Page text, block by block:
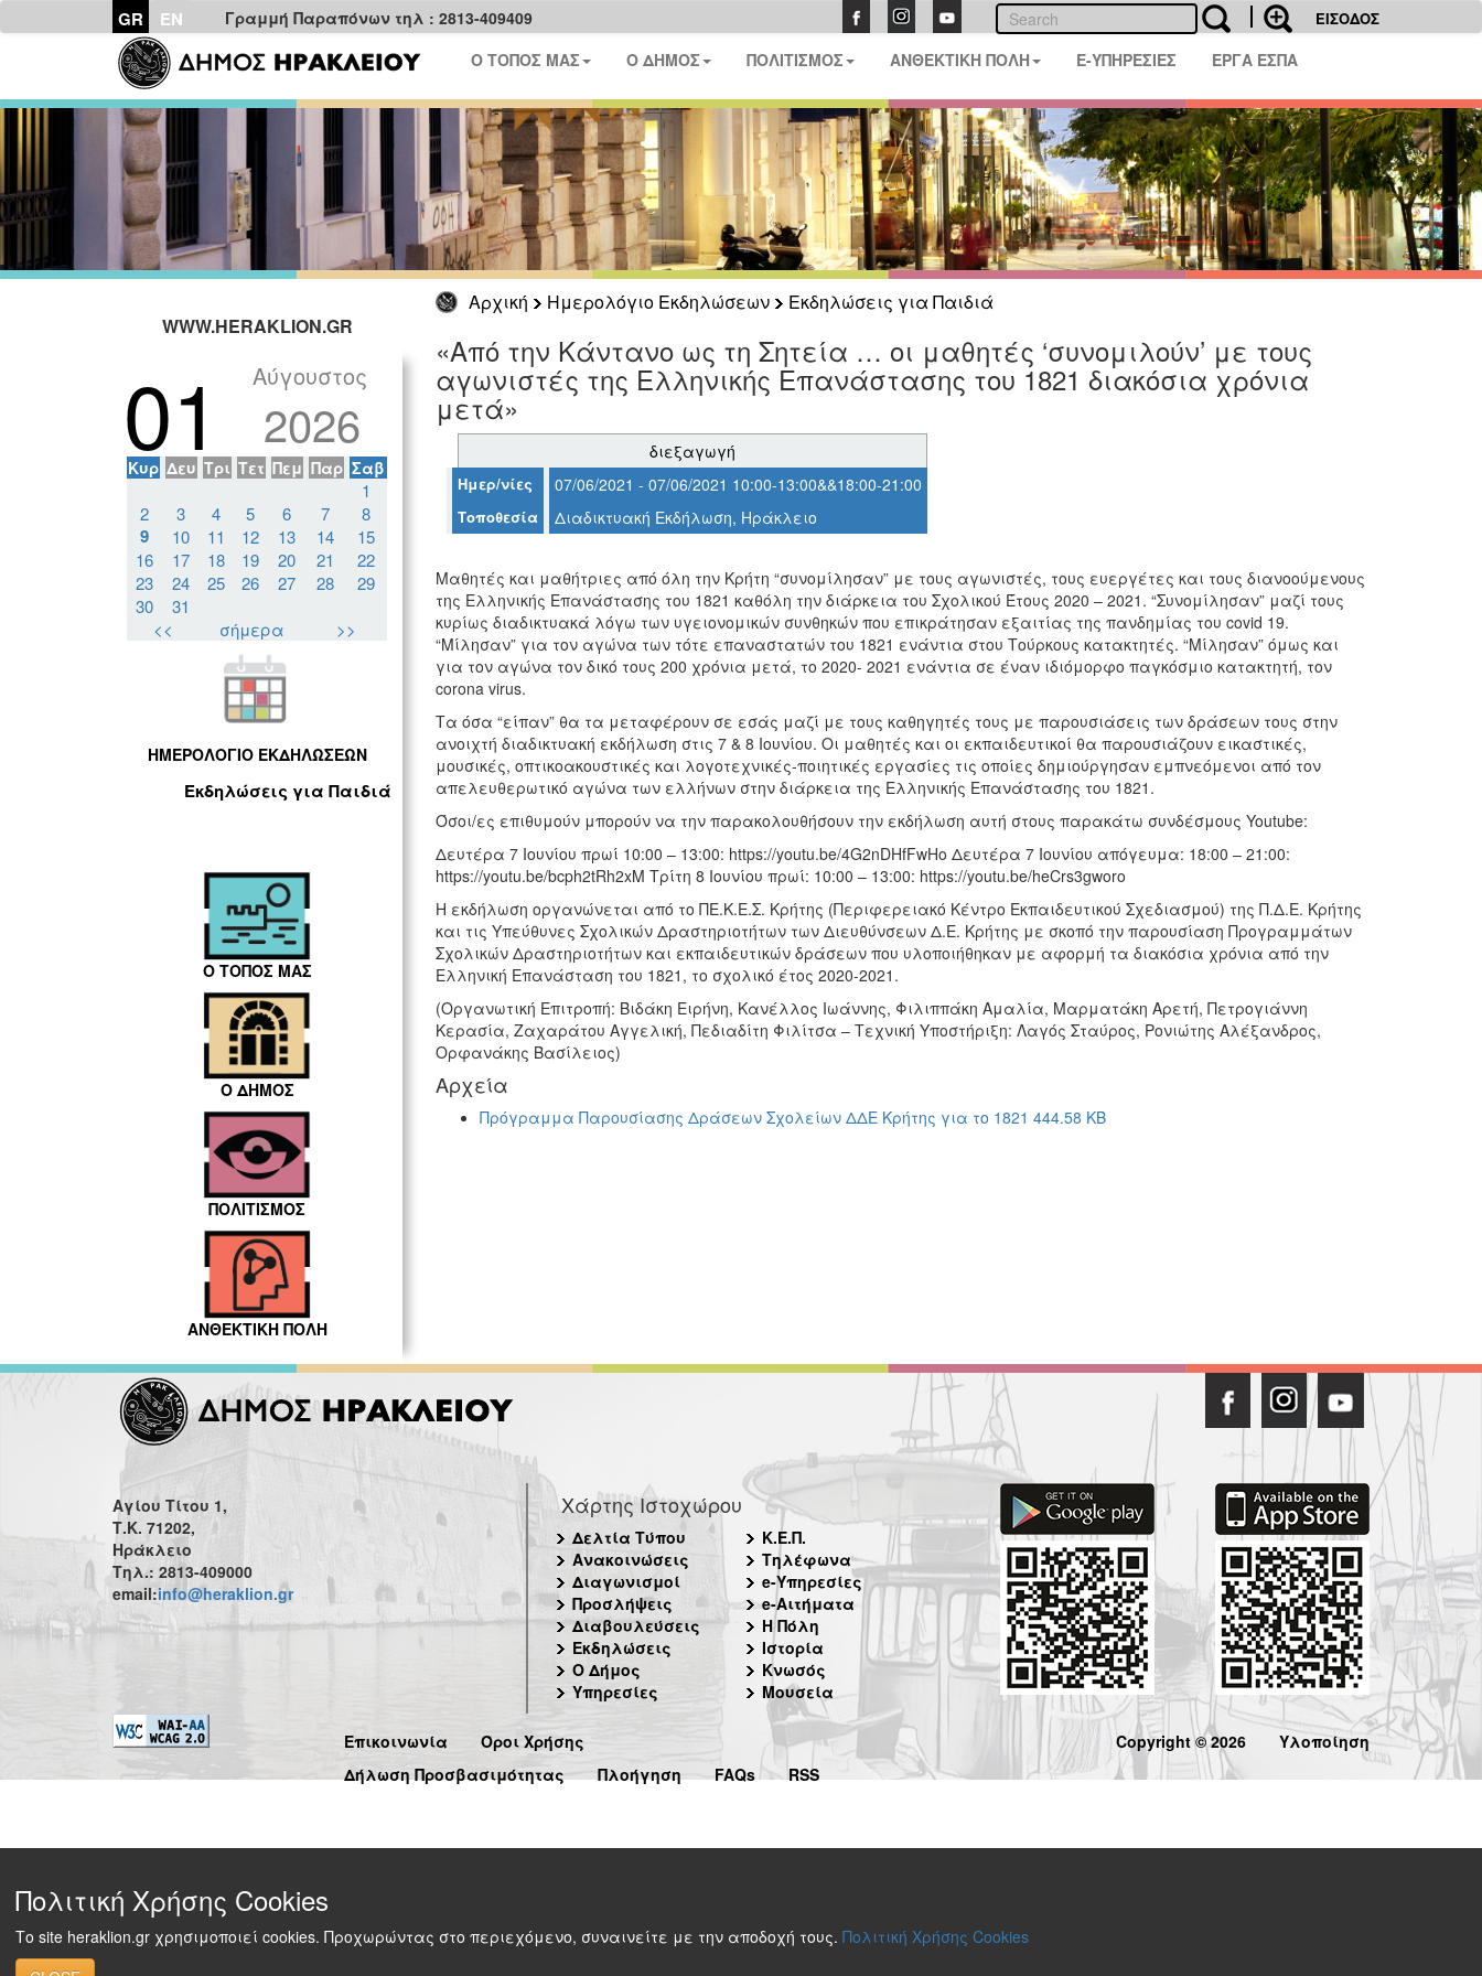
GR EN Γραμμή Παραπόνων τηλ : 2813-409409 ΕΙΣΟΔΟΣ
Ο ΤΟΠΟΣ ΜΑΣ Ο ΔΗΜΟΣ ΠΟΛΙΤΙΣΜΟΣ ΑΝΘΕΚΤΙΚΗ ΠΟΛΗ E-ΥΠΗΡΕΣΙΕΣ ΕΡΓΑ ΕΣΠΑ
Αρχική Ημερολόγιο Εκδηλώσεων
Εκδηλώσεις για Παιδιά
WWW.HERAKLION.GR
01 Αύγουστος
2026
Κυρ Δευ Τρι Τετ Πεμ Παρ Σαβ
1
2
3 4 5 6 7 8
9 10 11 12 13 14
15
16
17 18 19 20 21
22
23
24 25 26 27 28
29
30
31
<<
σήμερα >>
ΗΜΕΡΟΛΟΓΙΟ ΕΚΔΗΛΩΣΕΩΝ
Εκδηλώσεις για Παιδιά
Ο ΤΟΠΟΣ ΜΑΣ
Ο ΔΗΜΟΣ
ΠΟΛΙΤΙΣΜΟΣ
ΑΝΘΕΚΤΙΚΗ ΠΟΛΗ
«Από την Κάντανο ως τη Σητεία … οι μαθητές ‘συνομιλούν’ με τους
αγωνιστές της Ελληνικής Επανάστασης του 1821 διακόσια χρόνια
μετά»
διεξαγωγή
Ημερ/νίες 07/06/2021 - 07/06/2021 10:00-13:00&&18:00-21:00
Τοποθεσία Διαδικτυακή Εκδήλωση, Ηράκλειο
Μαθητές και μαθήτριες από όλη την Κρήτη “συνομίλησαν” με τους αγωνιστές, τους ευεργέτες και τους διανοούμενους
της Ελληνικής Επανάστασης του 1821 καθόλη την διάρκεια του Σχολικού Έτους 2020 – 2021. “Συνομίλησαν” μαζί τους
κυρίως διαδικτυακά λόγω των υγειονομικών συνθηκών που επικράτησαν εξαιτίας της πανδημίας του covid 19.
“Μίλησαν” για τον αγώνα των τότε επαναστατών του 1821 ενάντια στου Τούρκους κατακτητές. “Μίλησαν” όμως και
για τον αγώνα τον δικό τους 200 χρόνια μετά, το 2020- 2021 ενάντια σε έναν ιδιόμορφο παγκόσμιο κατακτητή, τον
corona virus.
Τα όσα “είπαν” θα τα μεταφέρουν σε εσάς μαζί με τους καθηγητές τους με παρουσιάσεις των δράσεων τους στην
ανοιχτή διαδικτυακή εκδήλωση στις 7 & 8 Ιουνίου. Οι μαθητές και οι εκπαιδευτικοί θα παρουσιάζουν εικαστικές,
μουσικές, οπτικοακουστικές και λογοτεχνικές-ποιητικές εργασίες τις οποίες δημιούργησαν εμπνεόμενοι από τον
απελευθερωτικό αγώνα των ελλήνων στην διάρκεια της Ελληνικής Επανάστασης του 1821.
Όσοι/ες επιθυμούν μπορούν να την παρακολουθήσουν την εκδήλωση αυτή στους παρακάτω συνδέσμους Youtube:
Δευτέρα 7 Ιουνίου πρωί 10:00 – 13:00: https://youtu.be/4G2nDHfFwHo Δευτέρα 7 Ιουνίου απόγευμα: 18:00 – 21:00:
https://youtu.be/bcph2tRh2xM Τρίτη 8 Ιουνίου πρωί: 10:00 – 13:00: https://youtu.be/heCrs3gworo
Η εκδήλωση οργανώνεται από το ΠΕ.Κ.Ε.Σ. Κρήτης (Περιφερειακό Κέντρο Εκπαιδευτικού Σχεδιασμού) της Π.Δ.Ε. Κρήτης
και τις Υπεύθυνες Σχολικών Δραστηριοτήτων των Διευθύνσεων Δ.Ε. Κρήτης με σκοπό την παρουσίαση Προγραμμάτων
Σχολικών Δραστηριοτήτων και εκπαιδευτικών δράσεων που υλοποιήθηκαν με αφορμή τα διακόσια χρόνια από την
Ελληνική Επανάσταση του 1821, το σχολικό έτος 2020-2021.
(Οργανωτική Επιτροπή: Βιδάκη Ειρήνη, Κανέλλος Ιωάννης, Φιλιππάκη Αμαλία, Μαρματάκη Αρετή, Πετρογιάννη
Κερασία, Ζαχαράτου Αγγελική, Πεδιαδίτη Φιλίτσα – Τεχνική Υποστήριξη: Λαγός Σταύρος, Ρονιώτης Αλέξανδρος,
Ορφανάκης Βασίλειος)
Αρχεία
Πρόγραμμα Παρουσίασης Δράσεων Σχολείων ΔΔΕ Κρήτης για το 1821 444.58 KB
Αγίου Τίτου 1,
Τ.Κ. 71202,
Ηράκλειο
Τηλ.: 2813-409000
email:info@heraklion.gr
Χάρτης Ιστοχώρου
Δελτία Τύπου
Ανακοινώσεις
Διαγωνισμοί
Προσλήψεις
Διαβουλεύσεις
Εκδηλώσεις
Ο Δήμος
Υπηρεσίες
Κ.Ε.Π.
Τηλέφωνα
e-Υπηρεσίες
e-Αιτήματα
Η Πόλη
Ιστορία
Κνωσός
Μουσεία
Επικοινωνία
Όροι Χρήσης
Δήλωση Προσβασιμότητας
Πλοήγηση FAQs RSS
Copyright © 2026 Υλοποίηση
Πολιτική Χρήσης Cookies
Το site heraklion.gr χρησιμοποιεί cookies. Προχωρώντας στο περιεχόμενο, συναινείτε με την αποδοχή τους. Πολιτική Χρήσης Cookies